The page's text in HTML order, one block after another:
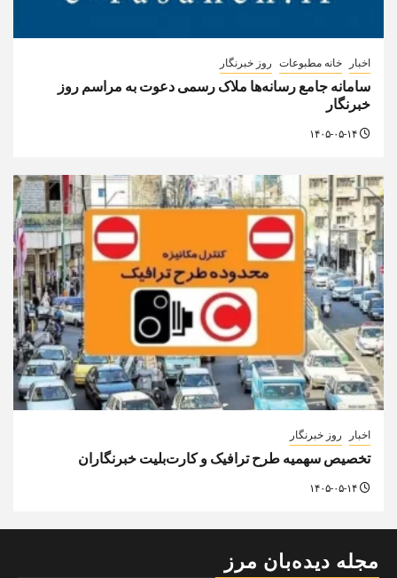
اخبار خانه مطبوعات روز خبرنگار
سامانه جامع رسانه‌ها ملاک رسمی دعوت به مراسم روز
خبرنگار
اخبار روز خبرنگار
تخصیص سهمیه طرح ترافیک و کارت‌بلیت خبرنگاران
مجله دیده‌بان مرز